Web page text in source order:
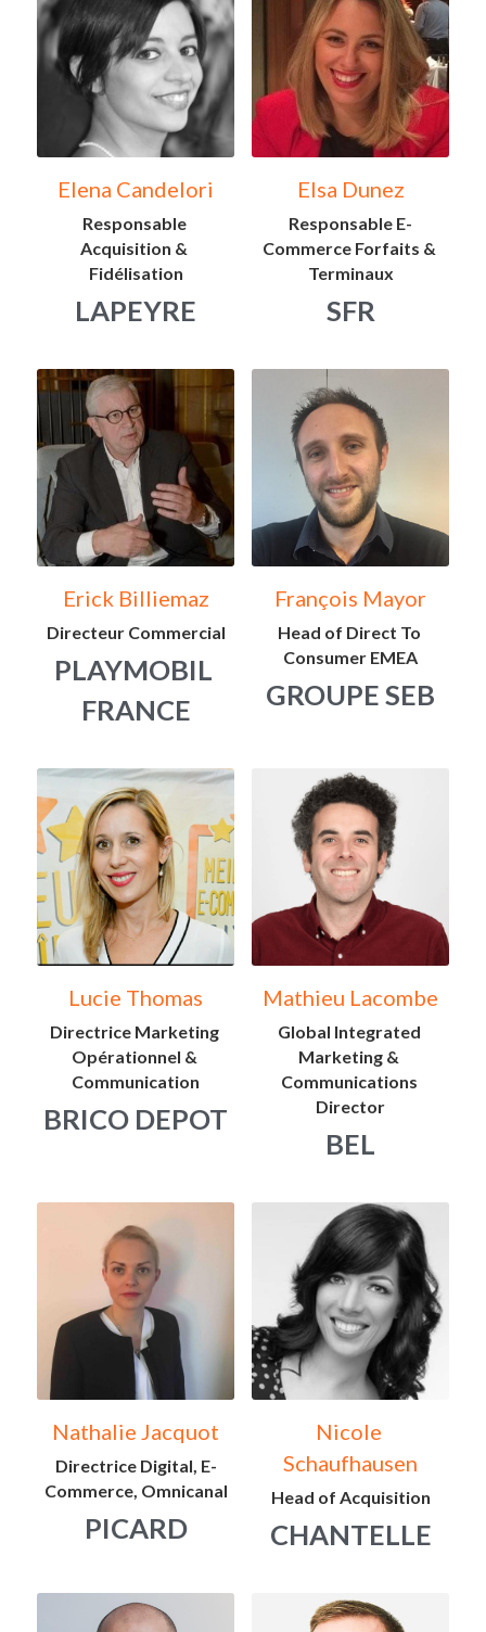
Elena Candelori
Responsable
Acquisition &
Fidélisation
LAPEYRE
Elsa Dunez
Responsable E-
Commerce Forfaits &
Terminaux
SFR
Erick Billiemaz
Directeur Commercial
PLAYMOBIL
FRANCE
François Mayor
Head of Direct To
Consumer EMEA
GROUPE SEB
Lucie Thomas
Directrice Marketing
Opérationnel &
Communication
BRICO DEPOT
Mathieu Lacombe
Global Integrated
Marketing &
Communications
Director
BEL
Nathalie Jacquot
Directrice Digital, E-
Commerce, Omnicanal
PICARD
Nicole
Schaufhausen
Head of Acquisition
CHANTELLE